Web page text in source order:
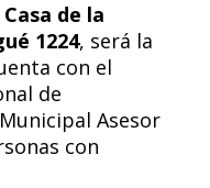
Casa de la
1224, será la
con el
de
Asesor
con